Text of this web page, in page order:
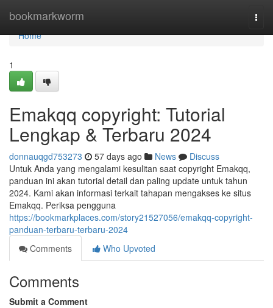
bookmarkworm
Home
Home
1
Emakqq copyright: Tutorial
Lengkap & Terbaru 2024
donnauqgd753273 57 days ago News
Discuss
Untuk Anda yang mengalami kesulitan saat copyright Emakqq,
panduan ini akan tutorial detail dan paling update untuk tahun
2024. Kami akan informasi terkait tahapan mengakses ke situs
Emakqq. Periksa pengguna
https://bookmarkplaces.com/story21527056/emakqq-copyright-
panduan-terbaru-terbaru-2024
Comments
Who Upvoted
Comments
Submit a Comment